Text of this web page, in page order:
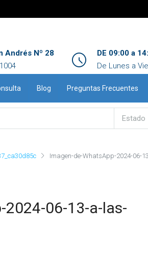
Andrés Nº 28
DE 09:00 a
De Lunes a
Blog Preguntas Frecuentes
Estado
Imagen-de-WhatsApp-2024-06-
06-13-a-las-